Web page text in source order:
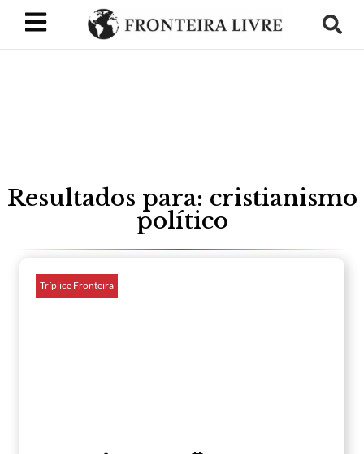
Resultados para: cristianismo
político
Tríplice Fronteira